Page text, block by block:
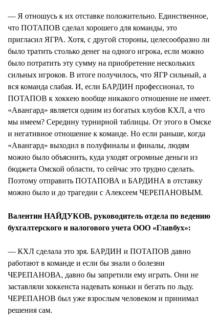
— Я отношусь к их отставке положительно. Единственное,
что ПОТАПОВ сделал хорошего для команды, это
пригласил ЯГРА. Хотя, с другой стороны, целесообразно ли
было тратить столько денег на одного игрока, если можно
было потратить эту сумму на приобретение нескольких
сильных игроков. В итоге получилось, что ЯГР сильный, а
вся команда слабая. И, если БАРДИН профессионал, то
ПОТАПОВ к хоккею вообще никакого отношение не имеет.
«Авангард» является одним из богатых клубов КХЛ, а что
мы имеем? Середину турнирной таблицы. От этого в Омске
и негативное отношение к команде. Но если раньше, когда
«Авангард» выходил в полуфиналы и финалы, людям
можно было объяснить, куда уходят огромные деньги из
бюджета Омской области, то сейчас это трудно сделать.
Поэтому отправить ПОТАПОВА и БАРДИНА в отставку
можно было и до трагедии с Алексеем ЧЕРЕПАНОВЫМ.
Валентин НАЙДУКОВ, руководитель отдела по ведению
бухгалтерского и налогового учета ООО «Главбух»:
— КХЛ сделала это зря. БАРДИН и ПОТАПОВ давно
работают в команде и если бы знали о болезни
ЧЕРЕПАНОВА, давно бы запретили ему играть. Они не
заставляли хоккеиста надевать коньки и бегать по льду.
ЧЕРЕПАНОВ был уже взрослым человеком и принимал
решения сам.